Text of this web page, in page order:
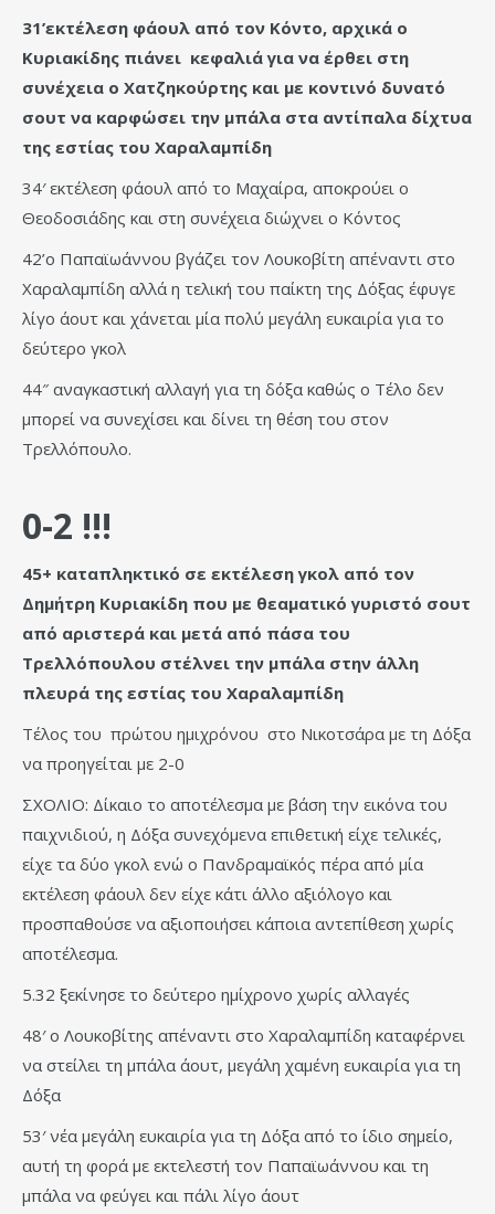
31’εκτέλεση φάουλ από τον Κόντο, αρχικά ο
Κυριακίδης πιάνει κεφαλιά για να έρθει στη
συνέχεια ο Χατζηκούρτης και με κοντινό δυνατό
σουτ να καρφώσει την μπάλα στα αντίπαλα δίχτυα
της εστίας του Χαραλαμπίδη
34′ εκτέλεση φάουλ από το Μαχαίρα, αποκρούει ο
Θεοδοσιάδης και στη συνέχεια διώχνει ο Κόντος
42’ο Παπαϊωάννου βγάζει τον Λουκοβίτη απέναντι στο
Χαραλαμπίδη αλλά η τελική του παίκτη της Δόξας έφυγε
λίγο άουτ και χάνεται μία πολύ μεγάλη ευκαιρία για το
δεύτερο γκολ
44″ αναγκαστική αλλαγή για τη δόξα καθώς ο Τέλο δεν
μπορεί να συνεχίσει και δίνει τη θέση του στον
Τρελλόπουλο.
0-2 !!!
45+ καταπληκτικό σε εκτέλεση γκολ από τον
Δημήτρη Κυριακίδη που με θεαματικό γυριστό σουτ
από αριστερά και μετά από πάσα του
Τρελλόπουλου στέλνει την μπάλα στην άλλη
πλευρά της εστίας του Χαραλαμπίδη
Τέλος του πρώτου ημιχρόνου στο Νικοτσάρα με τη Δόξα
να προηγείται με 2-0
ΣΧΟΛΙΟ: Δίκαιο το αποτέλεσμα με βάση την εικόνα του
παιχνιδιού, η Δόξα συνεχόμενα επιθετική είχε τελικές,
είχε τα δύο γκολ ενώ ο Πανδραμαϊκός πέρα από μία
εκτέλεση φάουλ δεν είχε κάτι άλλο αξιόλογο και
προσπαθούσε να αξιοποιήσει κάποια αντεπίθεση χωρίς
αποτέλεσμα.
5.32 ξεκίνησε το δεύτερο ημίχρονο χωρίς αλλαγές
48′ ο Λουκοβίτης απέναντι στο Χαραλαμπίδη καταφέρνει
να στείλει τη μπάλα άουτ, μεγάλη χαμένη ευκαιρία για τη
Δόξα
53′ νέα μεγάλη ευκαιρία για τη Δόξα από το ίδιο σημείο,
αυτή τη φορά με εκτελεστή τον Παπαϊωάννου και τη
μπάλα να φεύγει και πάλι λίγο άουτ